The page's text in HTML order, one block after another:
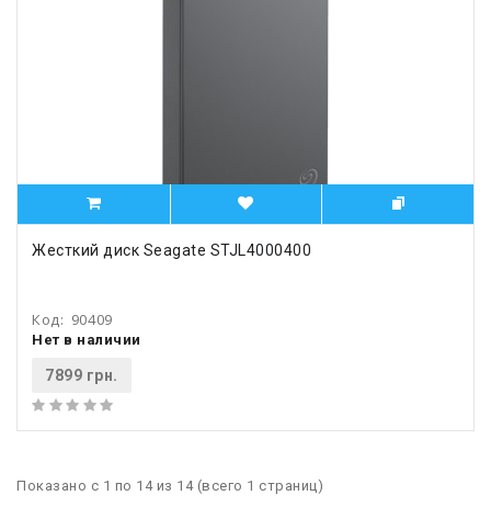
Жесткий диск Seagate STJL4000400
Код: 90409
Нет в наличии
7899 грн.
Показано с 1 по 14 из 14 (всего 1 страниц)